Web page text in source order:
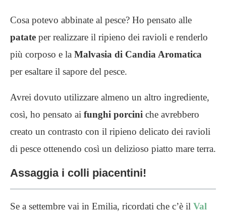
Cosa potevo abbinate al pesce? Ho pensato alle
patate per realizzare il ripieno dei ravioli e renderlo
più corposo e la Malvasia di Candia Aromatica
per esaltare il sapore del pesce.
Avrei dovuto utilizzare almeno un altro ingrediente,
così, ho pensato ai funghi porcini che avrebbero
creato un contrasto con il ripieno delicato dei ravioli
di pesce ottenendo così un delizioso piatto mare terra.
Assaggia i colli piacentini!
Se a settembre vai in Emilia, ricordati che c’è il Val